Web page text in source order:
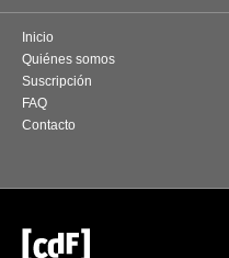
Inicio
Quiénes somos
Suscripción
FAQ
Contacto